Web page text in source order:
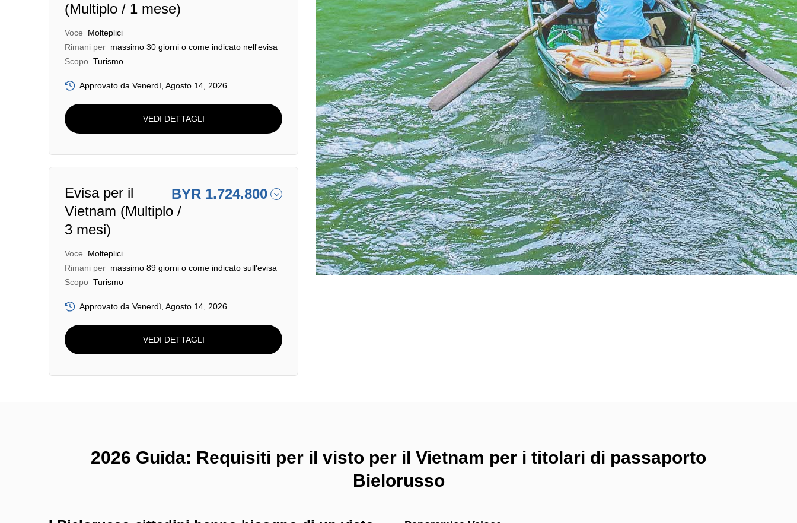
(Multiplo / 1 mese)
Voce
Molteplici
Rimani per massimo 30 giorni o come indicato nell'evisa
Scopo Turismo
Approvato da Venerdì, Agosto 14, 2026
VEDI DETTAGLI
Evisa per il
Vietnam (Multiplo /
3 mesi)
BYR 1.724.800
Voce
Molteplici
Rimani per massimo 89 giorni o come indicato sull'evisa
Scopo Turismo
Approvato da Venerdì, Agosto 14, 2026
VEDI DETTAGLI
2026 Guida: Requisiti per il visto per il Vietnam per i titolari di passaporto
Bielorusso